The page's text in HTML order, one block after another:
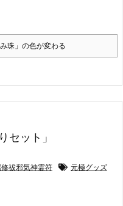
珠」の色が変わる
セット」
祓邪気神霊符 元極グッズ